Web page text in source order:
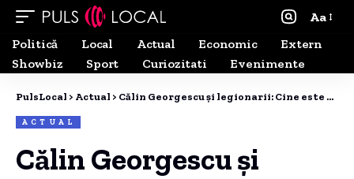
Aa
Politică
Local Actual Economic
Extern
Showbiz
Sport Curiozitati Evenimente
PulsLocal > Actual > Călin Georgescu și legionarii: Cine este Eugen Sechila, surprins alături de candidatul independent la alegerile prezidențiale
ACTUAL
Călin Georgescu și